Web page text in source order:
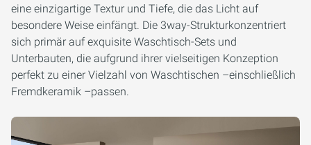
eine einzigartige Textur und Tiefe, die das Licht auf
besondere Weise einfängt. Die 3way-Strukturkonzentriert
sich primär auf exquisite Waschtisch-Sets und
Unterbauten, die aufgrund ihrer vielseitigen Konzeption
perfekt zu einer Vielzahl von Waschtischen –einschließlich
Fremdkeramik –passen.